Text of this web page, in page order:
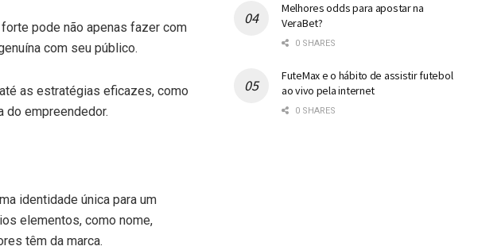
pode não apenas fazer com
com seu público.
as estratégias eficazes, como
do empreendedor.
identidade única para um
elementos, como nome,
têm da marca.
Melhores odds para apostar na
VeraBet?
0 SHARES
FuteMax e o hábito de assistir futebol
ao vivo pela internet
0 SHARES